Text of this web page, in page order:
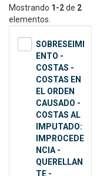
Mostrando 1-2de 2
elementos.
SOBRESEIMI
ENTO -
COSTAS -
COSTAS EN
EL ORDEN
CAUSADO -
COSTAS AL
IMPUTADO:
IMPROCEDE
NCIA -
QUERELLAN
TE -